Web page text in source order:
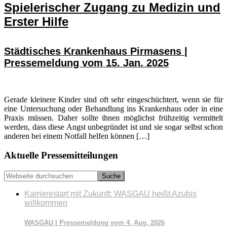
Spielerischer Zugang zu Medizin und
Erster Hilfe
Städtisches Krankenhaus Pirmasens |
Pressemeldung vom 15. Jan. 2025
Gerade kleinere Kinder sind oft sehr eingeschüchtert, wenn sie für
eine Untersuchung oder Behandlung ins Krankenhaus oder in eine
Praxis müssen. Daher sollte ihnen möglichst frühzeitig vermittelt
werden, dass diese Angst unbegründet ist und sie sogar selbst schon
anderen bei einem Notfall helfen können […]
Seitenspalte
Aktuelle Pressemitteilungen
Webseite
durchsuchen
Karrierestart mit Zukunft: WASGAU heißt Azubis
willkommen
WASGAU | Pressemeldung vom 4. Aug. 2026